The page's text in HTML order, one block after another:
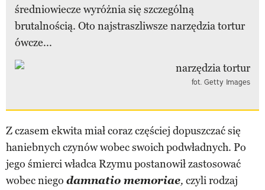
średniowiecze wyróżnia się szczególną
brutalnością. Oto najstraszliwsze narzędzia tortur
ówcze...
fot. Getty Images
Z czasem ekwita miał coraz częściej dopuszczać się
haniebnych czynów wobec swoich podwładnych. Po
jego śmierci władca Rzymu postanowił zastosować
wobec niego damnatio memoriae, czyli rodzaj